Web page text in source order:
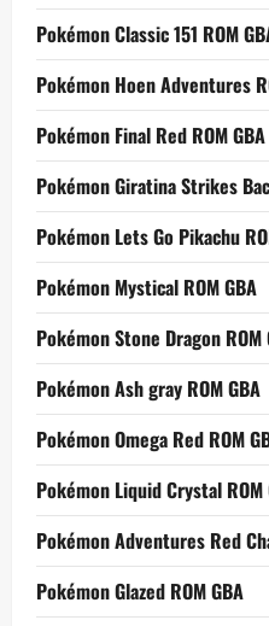
Pokémon Classic 151 ROM
Pokémon Hoen Adventures
Pokémon Final Red ROM GBA
Pokémon Giratina Strikes
Pokémon Lets Go Pikachu
Pokémon Mystical ROM GBA
Pokémon Stone Dragon ROM
Pokémon Ash gray ROM GBA
Pokémon Omega Red ROM
Pokémon Liquid Crystal ROM
Pokémon Adventures Red
Pokémon Glazed ROM GBA